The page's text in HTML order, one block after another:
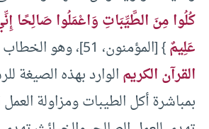
كُلُوا مِنَ الطَّيِّبَاتِ وَاعْمَلُوا صَالِحًا
عَلِيمٌ} [المؤمنون، 51]، وهو الخطاب الإلهي الوحيد في
القرآن الكريمالوارد بهذه الصيغة
بمباشرة أكل الطيبات ومزاولة